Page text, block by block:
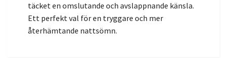
täcket en omslutande och avslappnande känsla.
Ett perfekt val för en tryggare och mer
återhämtande nattsömn.